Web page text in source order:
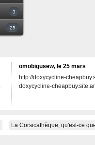
3
25
omobigusew, le 25 mars
http://doxycycline-
doxycycline-
La Corsicathèque, qu'est-ce